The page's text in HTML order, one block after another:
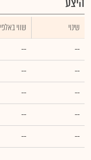
שינוי ₪ שווי באלפי
--
--
--
--
--
--
--
--
--
--